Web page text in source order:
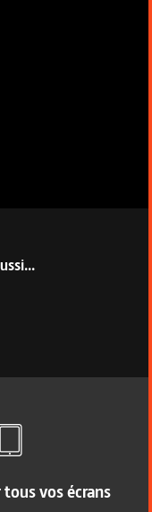
vos écrans